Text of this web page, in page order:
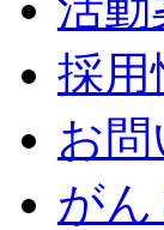
採用
お
が